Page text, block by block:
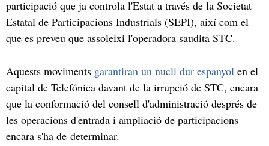
participació que ja controla l'Estat a través de la Societat
Estatal de Participacions Industrials (SEPI), així com el
que es preveu que assoleixi l'operadora saudita STC.
Aquests moviments garantiran un nucli dur espanyol en el
capital de Telefónica davant de la irrupció de STC, encara
que la conformació del consell d'administració després de
les operacions d'entrada i ampliació de participacions
encara s'ha de determinar.